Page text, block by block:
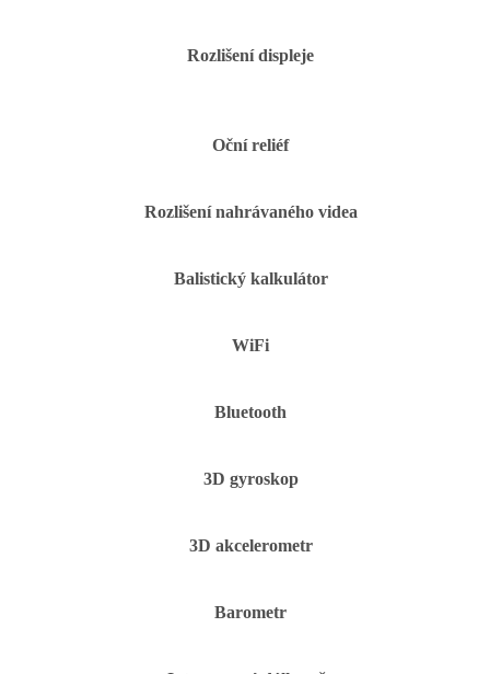
Rozlišení displeje
Oční reliéf
Rozlišení nahrávaného videa
Balistický kalkulátor
WiFi
Bluetooth
3D gyroskop
3D akcelerometr
Barometr